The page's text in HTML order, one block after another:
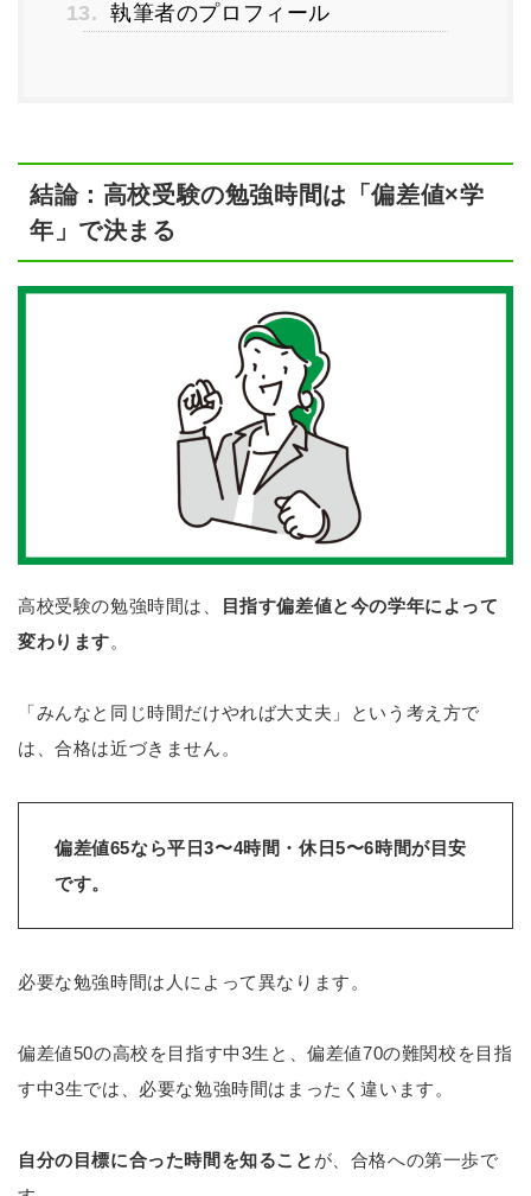
13. 執筆者のプロフィール
結論：高校受験の勉強時間は「偏差値×学
年」で決まる
高校受験の勉強時間は、
目指す偏差値と今の学年によって
変わります。
「みんなと同じ時間だけやれば大丈夫」という考え方で
は、合格は近づきません。
偏差値65なら平日3〜4時間・休日5〜6時間が目安
です。
必要な勉強時間は人によって異なります。
偏差値50の高校を目指す中3生と、偏差値70の難関校を目指
す中3生では、必要な勉強時間はまったく違います。
自分の目標に合った時間を知ること が、合格への第一歩で